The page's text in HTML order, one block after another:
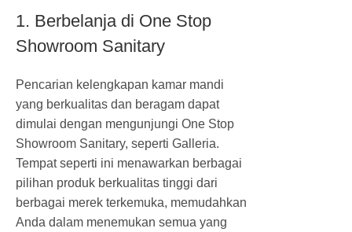
1. Berbelanja di One Stop
Showroom Sanitary
Pencarian kelengkapan kamar mandi
yang berkualitas dan beragam dapat
dimulai dengan mengunjungi One Stop
Showroom Sanitary, seperti Galleria.
Tempat seperti ini menawarkan berbagai
pilihan produk berkualitas tinggi dari
berbagai merek terkemuka, memudahkan
Anda dalam menemukan semua yang